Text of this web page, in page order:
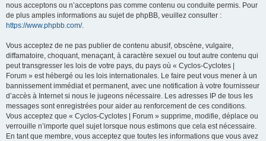
nous acceptons ou n’acceptons pas comme contenu ou conduite permis. Pour
de plus amples informations au sujet de phpBB, veuillez consulter :
https://www.phpbb.com/.
Vous acceptez de ne pas publier de contenu abusif, obscène, vulgaire,
diffamatoire, choquant, menaçant, à caractère sexuel ou tout autre contenu qui
peut transgresser les lois de votre pays, du pays où « Cyclos-Cyclotes |
Forum » est hébergé ou les lois internationales. Le faire peut vous mener à un
bannissement immédiat et permanent, avec une notification à votre fournisseur
d’accès à Internet si nous le jugeons nécessaire. Les adresses IP de tous les
messages sont enregistrées pour aider au renforcement de ces conditions.
Vous acceptez que « Cyclos-Cyclotes | Forum » supprime, modifie, déplace ou
verrouille n’importe quel sujet lorsque nous estimons que cela est nécessaire.
En tant que membre, vous acceptez que toutes les informations que vous avez